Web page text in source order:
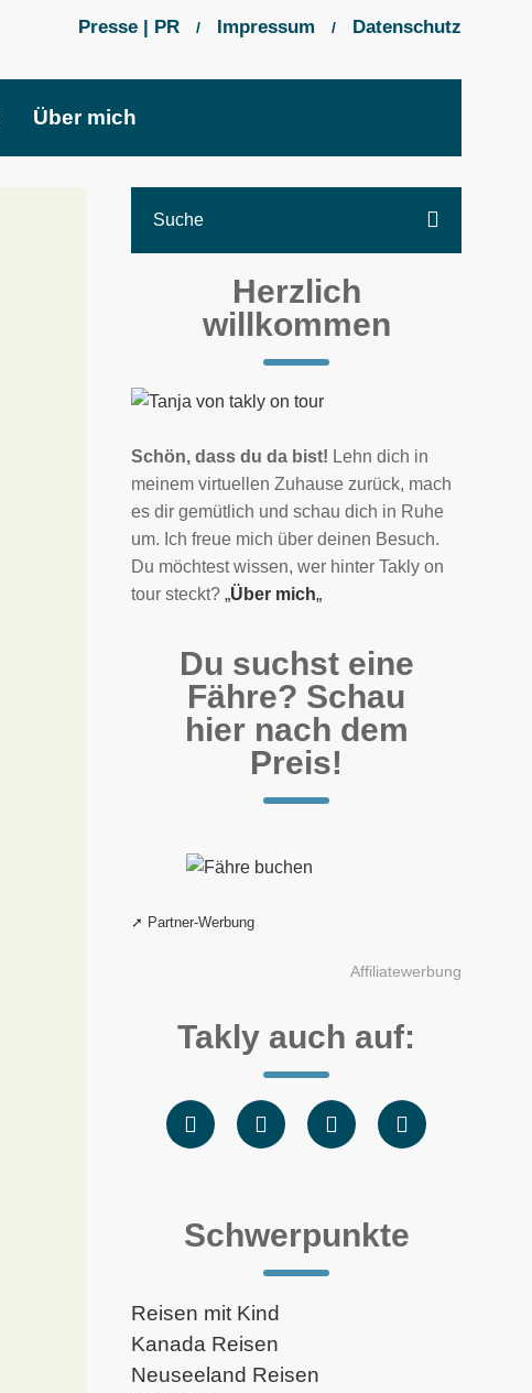
Presse | PR / Impressum / Datenschutz
Über mich
Herzlich
willkommen
Schön, dass du da bist! Lehn dich in
meinem virtuellen Zuhause zurück, mach
es dir gemütlich und schau dich in Ruhe
um. Ich freue mich über deinen Besuch.
Du möchtest wissen, wer hinter Takly on
tour steckt? „Über mich„
Du suchst eine
Fähre? Schau
hier nach dem
Preis!
Affiliatewerbung
Takly auch auf:
Schwerpunkte
Reisen mit Kind
Kanada Reisen
Neuseeland Reisen